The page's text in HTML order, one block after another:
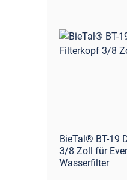
BieTal® BT-19
3/8 Zoll für
Wasserfilter